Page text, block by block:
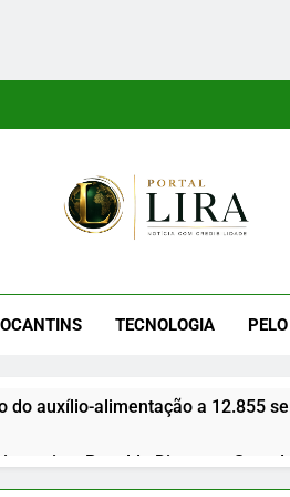
E Uma
TECNOLOGIA
do auxílio-alimentação a 12.855
apoio a Ronaldo Dimas ao